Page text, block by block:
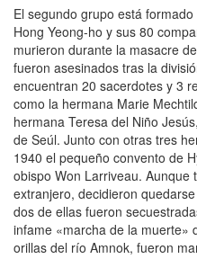
El segundo grupo está
Hong Yeong-ho y sus 80
murieron durante la masacre
fueron asesinados tras la
encuentran 20 sacerdotes y 3
como la hermana Marie
hermana Teresa del Niño
de Seúl. Junto con otras tres
1940 el pequeño convento de
obispo Won Larriveau. Aunque
extranjero, decidieron
dos de ellas fueron
infame «marcha de la muerte»
orillas del río Amnok, fueron